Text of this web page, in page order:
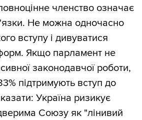
членство означає
Не можна одночасно
вступу і дивуватися
Якщо парламент не
законодавчої роботи,
підтримують вступ до
Україна ризикує
Союзу як "лінивий